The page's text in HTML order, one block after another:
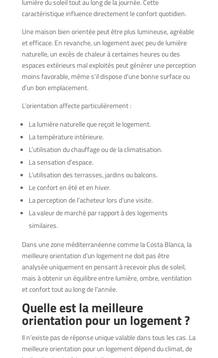
lumière du soleil tout au long de la journée. Cette
caractéristique influence directement le confort quotidien.
Une maison bien orientée peut être plus lumineuse, agréable
et efficace. En revanche, un logement avec peu de lumière
naturelle, un excès de chaleur à certaines heures ou des
espaces extérieurs mal exploités peut générer une perception
moins favorable, même s’il dispose d’une bonne surface ou
d’un bon emplacement.
L’orientation affecte particulièrement :
La lumière naturelle que reçoit le logement.
La température intérieure.
L’utilisation du chauffage ou de la climatisation.
La sensation d’espace.
L’utilisation des terrasses, jardins ou balcons.
Le confort en été et en hiver.
La perception de l’acheteur lors d’une visite.
La valeur de marché par rapport à des logements
similaires.
Dans une zone méditerranéenne comme la Costa Blanca, la
meilleure orientation d’un logement ne doit pas être
analysée uniquement en pensant à recevoir plus de soleil,
mais à obtenir un équilibre entre lumière, ombre, ventilation
et confort tout au long de l’année.
Quelle est la meilleure
orientation pour un logement ?
Il n’existe pas de réponse unique valable dans tous les cas. La
meilleure orientation pour un logement dépend du climat, de